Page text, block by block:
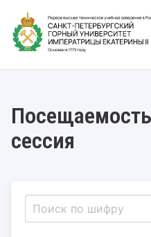
сессия